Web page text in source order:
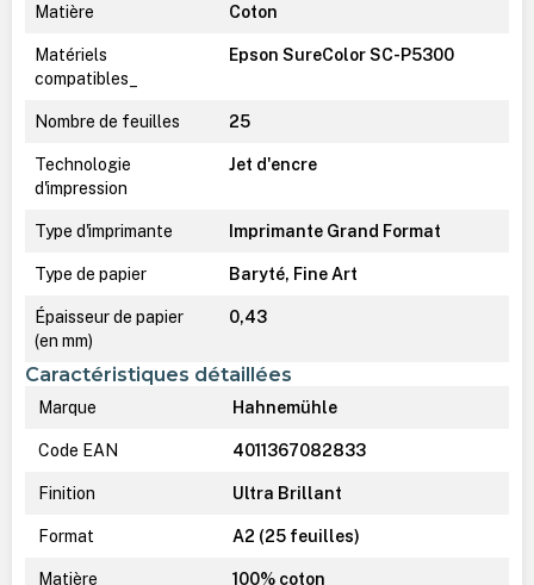
Matière Coton
Matériels
compatibles_
Epson SureColor SC-P5300
Nombre de feuilles 25
Technologie
d'impression
Jet d'encre
Type d'imprimante Imprimante Grand Format
Type de papier Baryté, Fine Art
Épaisseur de papier
(en mm)
0,43
Caractéristiques détaillées
Marque Hahnemühle
Code EAN 4011367082833
Finition Ultra Brillant
Format A2 (25 feuilles)
Matière 100% coton